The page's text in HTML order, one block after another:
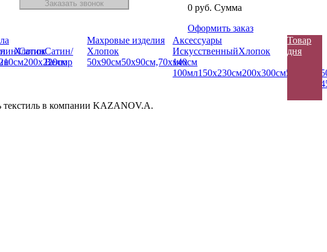
0 руб. Сумма
Оформить заказ
СатинСатин/
Велюр
Хлопок
200х220см
Махровые изделия
Хлопок
50х90см50х90см,70х140см
Аксессуары
Искусcтвенный
мех
Хлопок
100мл150х230см200х300см50х80см
Товар
дня
текстиль в компании KAZANOV.A.